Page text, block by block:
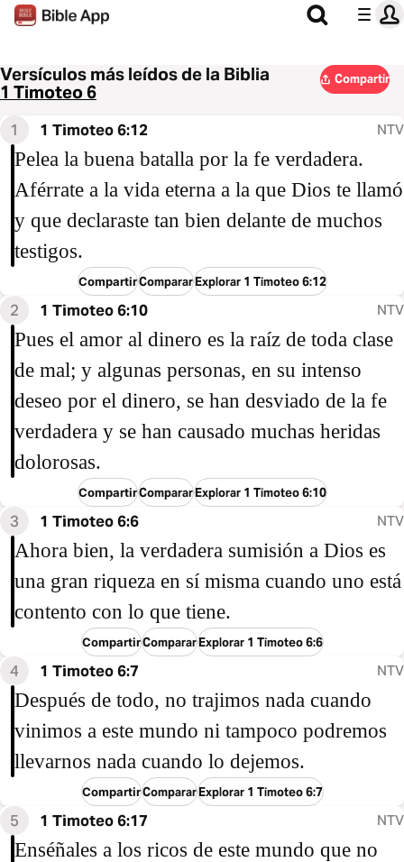
Versículos más leídos de la Biblia
1 Timoteo 6
Compartir
1 1 Timoteo 6:12 NTV
Pelea la buena batalla por la fe verdadera.
Aférrate a la vida eterna a la que Dios te llamó
y que declaraste tan bien delante de muchos
testigos.
CompartirCompararExplorar 1 Timoteo 6:12
2 1 Timoteo 6:10 NTV
Pues el amor al dinero es la raíz de toda clase
de mal; y algunas personas, en su intenso
deseo por el dinero, se han desviado de la fe
verdadera y se han causado muchas heridas
dolorosas.
CompartirCompararExplorar 1 Timoteo 6:10
3 1 Timoteo 6:6 NTV
Ahora bien, la verdadera sumisión a Dios es
una gran riqueza en sí misma cuando uno está
contento con lo que tiene.
CompartirCompararExplorar 1 Timoteo 6:6
4 1 Timoteo 6:7 NTV
Después de todo, no trajimos nada cuando
vinimos a este mundo ni tampoco podremos
llevarnos nada cuando lo dejemos.
CompartirCompararExplorar 1 Timoteo 6:7
5 1 Timoteo 6:17 NTV
Enséñales a los ricos de este mundo que no